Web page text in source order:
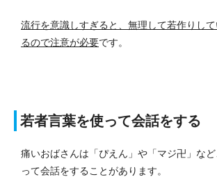
流行を意識しすぎると、無理して若作りして
るので注意が必要です。
若者言葉を使って会話をする
痛いおばさんは「ぴえん」や「マジ卍」な
って会話をすることがあります。